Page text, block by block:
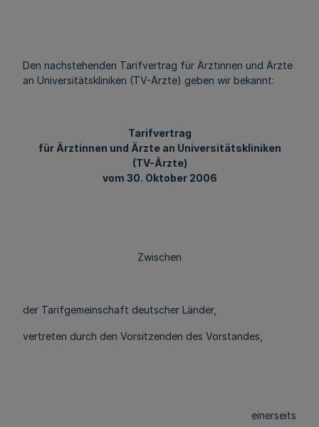
Den nachstehenden Tarifvertrag für Ärztinnen und Ärzte
an Universitätskliniken (TV-Ärzte) geben wir bekannt:
Tarifvertrag
für Ärztinnen und Ärzte an Universitätskliniken
(TV-Ärzte)
vom 30. Oktober 2006
Zwischen
der Tarifgemeinschaft deutscher Länder,
vertreten durch den Vorsitzenden des Vorstandes,
einerseits